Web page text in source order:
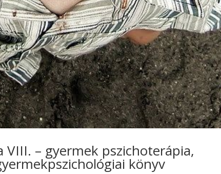
VIII. – gyermek pszichoterápia,
könyv